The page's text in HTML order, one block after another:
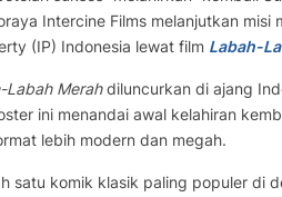
Intercine Films melanjutkan
(IP) Indonesia lewat film Labah-
Labah Merahdiluncurkan di ajang
ini menandai awal kelahiran
lebih modern dan megah.
satu komik klasik paling populer di